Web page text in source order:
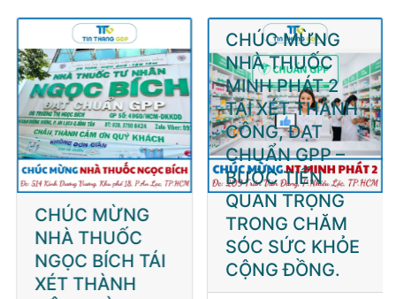
CHÚC MỪNG
NHÀ THUỐC
NGỌC BÍCH TÁI
XÉT THÀNH
CHÚC MỪNG
NHÀ THUỐC
MINH PHÁT 2
TÁI XÉT THÀNH